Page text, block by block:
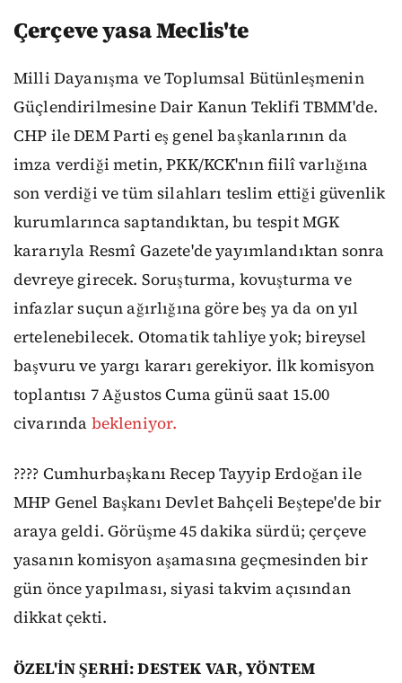
Çerçeve yasa Meclis'te
Milli Dayanışma ve Toplumsal Bütünleşmenin
Güçlendirilmesine Dair Kanun Teklifi TBMM'de.
CHP ile DEM Parti eş genel başkanlarının da
imza verdiği metin, PKK/KCK'nın fiilî varlığına
son verdiği ve tüm silahları teslim ettiği güvenlik
kurumlarınca saptandıktan, bu tespit MGK
kararıyla Resmî Gazete'de yayımlandıktan sonra
devreye girecek. Soruşturma, kovuşturma ve
infazlar suçun ağırlığına göre beş ya da on yıl
ertelenebilecek. Otomatik tahliye yok; bireysel
başvuru ve yargı kararı gerekiyor. İlk komisyon
toplantısı 7 Ağustos Cuma günü saat 15.00
civarında bekleniyor.
???? Cumhurbaşkanı Recep Tayyip Erdoğan ile
MHP Genel Başkanı Devlet Bahçeli Beştepe'de bir
araya geldi. Görüşme 45 dakika sürdü; çerçeve
yasanın komisyon aşamasına geçmesinden bir
gün önce yapılması, siyasi takvim açısından
dikkat çekti.
ÖZEL'İN ŞERHİ: DESTEK VAR, YÖNTEM